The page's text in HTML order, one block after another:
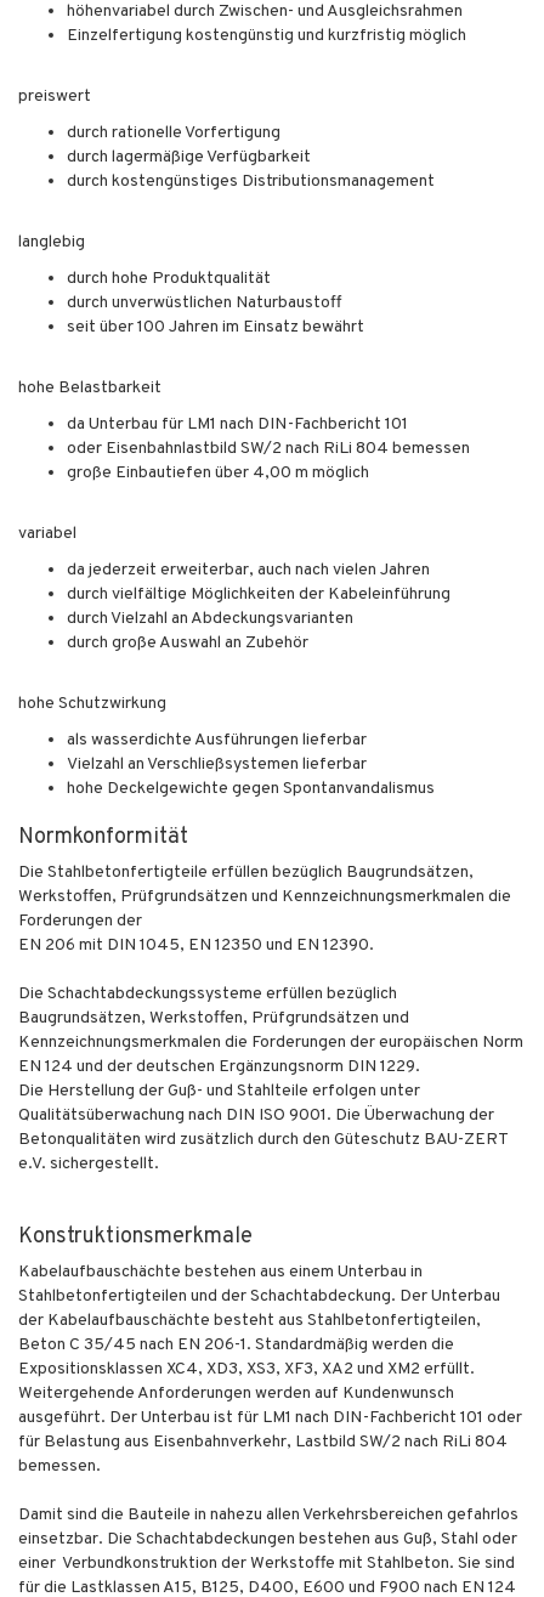
höhenvariabel durch Zwischen- und Ausgleichsrahmen
Einzelfertigung kostengünstig und kurzfristig möglich
preiswert
durch rationelle Vorfertigung
durch lagermäßige Verfügbarkeit
durch kostengünstiges Distributionsmanagement
langlebig
durch hohe Produktqualität
durch unverwüstlichen Naturbaustoff
seit über 100 Jahren im Einsatz bewährt
hohe Belastbarkeit
da Unterbau für LM1 nach DIN-Fachbericht 101
oder Eisenbahnlastbild SW/2 nach RiLi 804 bemessen
große Einbautiefen über 4,00 m möglich
variabel
da jederzeit erweiterbar, auch nach vielen Jahren
durch vielfältige Möglichkeiten der Kabeleinführung
durch Vielzahl an Abdeckungsvarianten
durch große Auswahl an Zubehör
hohe Schutzwirkung
als wasserdichte Ausführungen lieferbar
Vielzahl an Verschließsystemen lieferbar
hohe Deckelgewichte gegen Spontanvandalismus
Normkonformität
Die Stahlbetonfertigteile erfüllen bezüglich Baugrundsätzen,
Werkstoffen, Prüfgrundsätzen und Kennzeichnungsmerkmalen die
Forderungen der
EN 206 mit DIN 1045, EN 12350 und EN 12390.
Die Schachtabdeckungssysteme erfüllen bezüglich
Baugrundsätzen, Werkstoffen, Prüfgrundsätzen und
Kennzeichnungsmerkmalen die Forderungen der europäischen Norm
EN 124 und der deutschen Ergänzungsnorm DIN 1229.
Die Herstellung der Guß- und Stahlteile erfolgen unter
Qualitätsüberwachung nach DIN ISO 9001. Die Überwachung der
Betonqualitäten wird zusätzlich durch den Güteschutz BAU-ZERT
e.V. sichergestellt.
Konstruktionsmerkmale
Kabelaufbauschächte bestehen aus einem Unterbau in
Stahlbetonfertigteilen und der Schachtabdeckung. Der Unterbau
der Kabelaufbauschächte besteht aus Stahlbetonfertigteilen,
Beton C 35/45 nach EN 206-1. Standardmäßig werden die
Expositionsklassen XC4, XD3, XS3, XF3, XA2 und XM2 erfüllt.
Weitergehende Anforderungen werden auf Kundenwunsch
ausgeführt. Der Unterbau ist für LM1 nach DIN-Fachbericht 101 oder
für Belastung aus Eisenbahnverkehr, Lastbild SW/2 nach RiLi 804
bemessen.
Damit sind die Bauteile in nahezu allen Verkehrsbereichen gefahrlos
einsetzbar. Die Schachtabdeckungen bestehen aus Guß, Stahl oder
einer Verbundkonstruktion der Werkstoffe mit Stahlbeton. Sie sind
für die Lastklassen A15, B125, D400, E600 und F900 nach EN 124